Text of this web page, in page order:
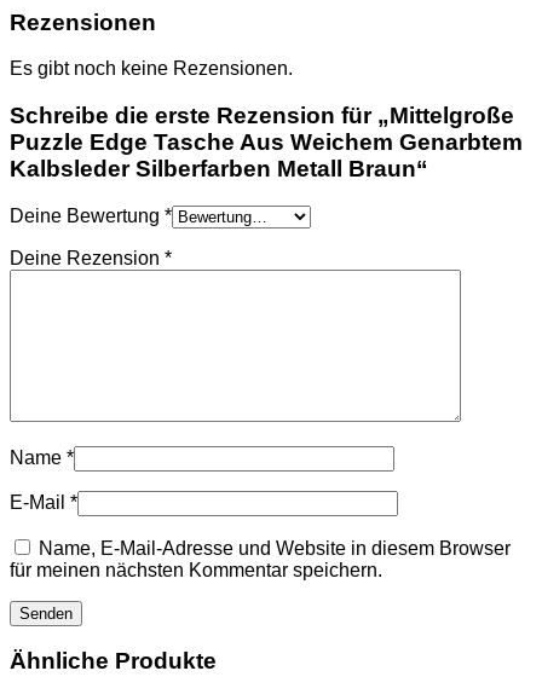
SCHAL
TASCHEN
MONCLER
HOODIES UND
JACKEN
KOPFBEDCKUNGEN
SCHALS
SCHUHE
Rezensionen
Es gibt noch keine Rezensionen.
Schreibe die erste Rezension für „Mittelgroße
Puzzle Edge Tasche Aus Weichem Genarbtem
Kalbsleder Silberfarben Metall Braun“
Deine Bewertung *
Deine Rezension *
Name *
E-Mail *
Name, E-Mail-Adresse und Website in diesem Browser
für meinen nächsten Kommentar speichern.
Ähnliche Produkte